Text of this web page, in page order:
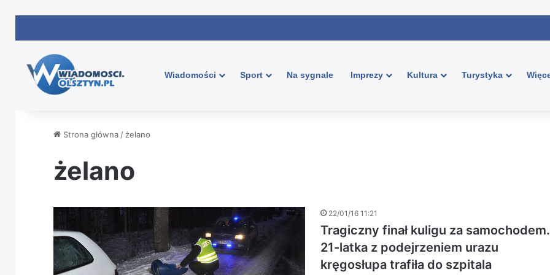
Wiadomości Sport Na sygnale Imprezy Kultura Turystyka
Strona główna / żelano
żelano
22/01/16 11:21
Tragiczny finał kuligu za samochodem.
21-latka z podejrzeniem urazu
kręgosłupa trafiła do szpitala